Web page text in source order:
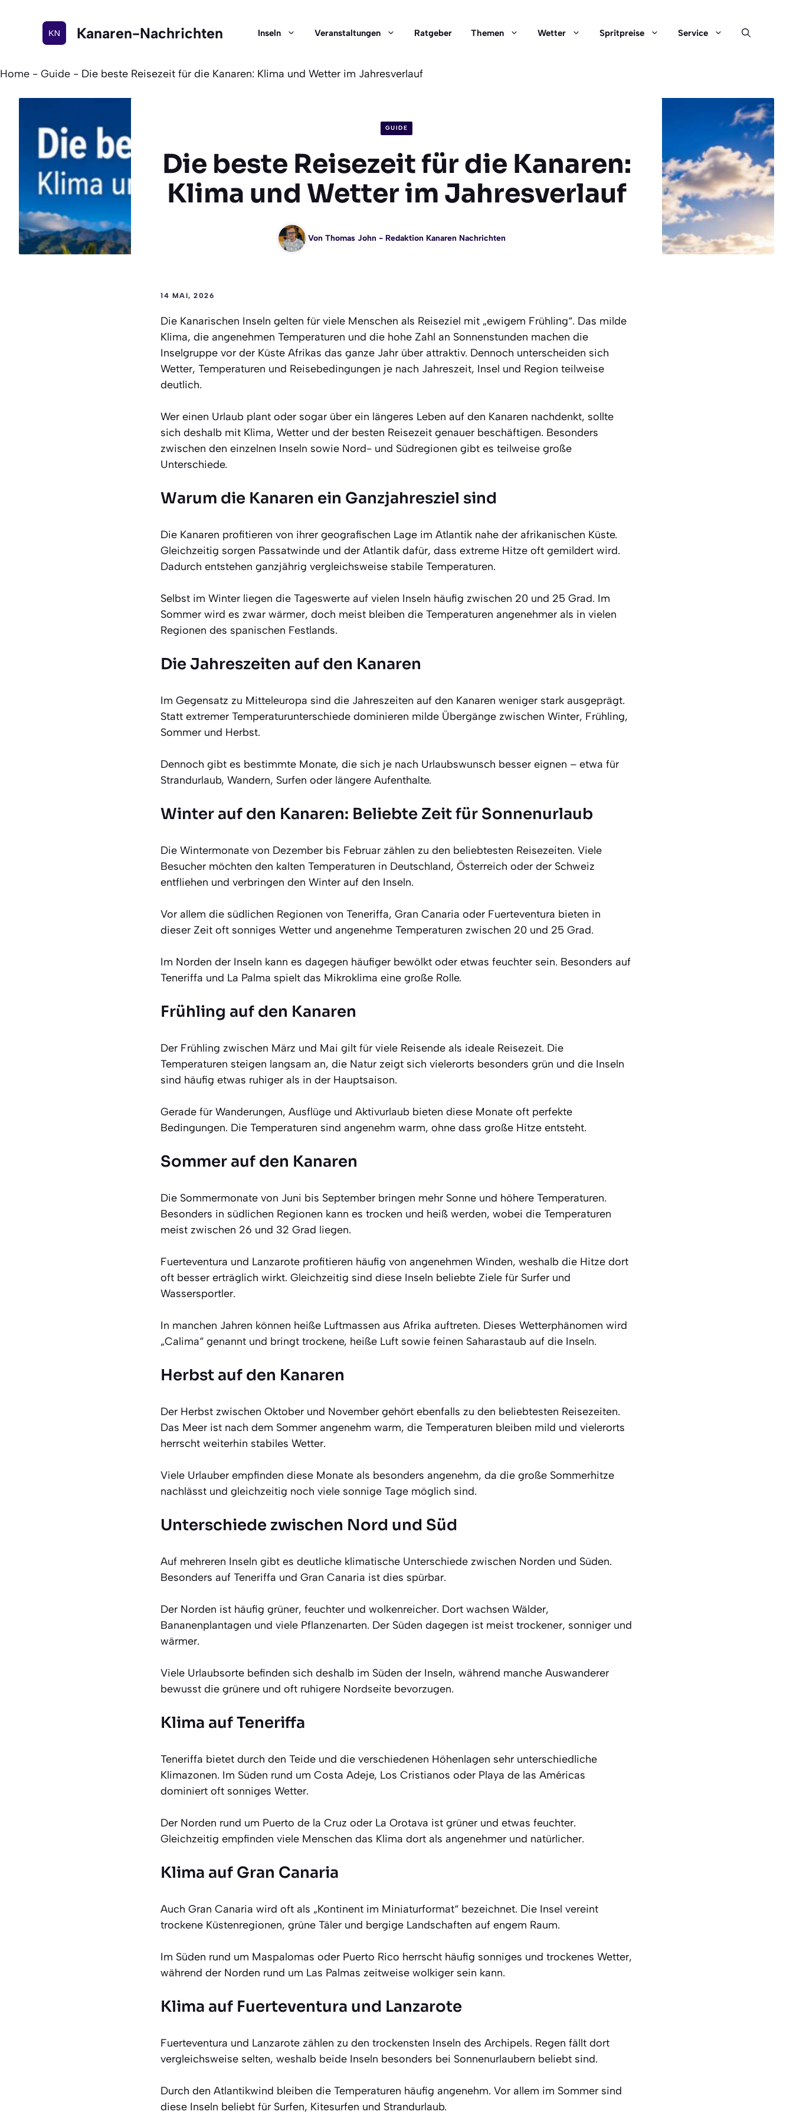
Kanaren-Nachrichten Inseln Veranstaltungen Ratgeber Themen Wetter Spritpreise Service
Home - Guide - Die beste Reisezeit für die Kanaren: Klima und Wetter im Jahresverlauf
GUIDE
Die beste Reisezeit für die Kanaren:
Klima und Wetter im Jahresverlauf
Von Thomas John- Redaktion Kanaren Nachrichten
14 MAI, 2026
Die Kanarischen Inseln gelten für viele Menschen als Reiseziel mit „ewigem Frühling“. Das milde
Klima, die angenehmen Temperaturen und die hohe Zahl an Sonnenstunden machen die
Inselgruppe vor der Küste Afrikas das ganze Jahr über attraktiv. Dennoch unterscheiden sich
Wetter, Temperaturen und Reisebedingungen je nach Jahreszeit, Insel und Region teilweise
deutlich.
Wer einen Urlaub plant oder sogar über ein längeres Leben auf den Kanaren nachdenkt, sollte
sich deshalb mit Klima, Wetter und der besten Reisezeit genauer beschäftigen. Besonders
zwischen den einzelnen Inseln sowie Nord- und Südregionen gibt es teilweise große
Unterschiede.
Warum die Kanaren ein Ganzjahresziel sind
Die Kanaren profitieren von ihrer geografischen Lage im Atlantik nahe der afrikanischen Küste.
Gleichzeitig sorgen Passatwinde und der Atlantik dafür, dass extreme Hitze oft gemildert wird.
Dadurch entstehen ganzjährig vergleichsweise stabile Temperaturen.
Selbst im Winter liegen die Tageswerte auf vielen Inseln häufig zwischen 20 und 25 Grad. Im
Sommer wird es zwar wärmer, doch meist bleiben die Temperaturen angenehmer als in vielen
Regionen des spanischen Festlands.
Die Jahreszeiten auf den Kanaren
Im Gegensatz zu Mitteleuropa sind die Jahreszeiten auf den Kanaren weniger stark ausgeprägt.
Statt extremer Temperaturunterschiede dominieren milde Übergänge zwischen Winter, Frühling,
Sommer und Herbst.
Dennoch gibt es bestimmte Monate, die sich je nach Urlaubswunsch besser eignen – etwa für
Strandurlaub, Wandern, Surfen oder längere Aufenthalte.
Winter auf den Kanaren: Beliebte Zeit für Sonnenurlaub
Die Wintermonate von Dezember bis Februar zählen zu den beliebtesten Reisezeiten. Viele
Besucher möchten den kalten Temperaturen in Deutschland, Österreich oder der Schweiz
entfliehen und verbringen den Winter auf den Inseln.
Vor allem die südlichen Regionen von Teneriffa, Gran Canaria oder Fuerteventura bieten in
dieser Zeit oft sonniges Wetter und angenehme Temperaturen zwischen 20 und 25 Grad.
Im Norden der Inseln kann es dagegen häufiger bewölkt oder etwas feuchter sein. Besonders auf
Teneriffa und La Palma spielt das Mikroklima eine große Rolle.
Frühling auf den Kanaren
Der Frühling zwischen März und Mai gilt für viele Reisende als ideale Reisezeit. Die
Temperaturen steigen langsam an, die Natur zeigt sich vielerorts besonders grün und die Inseln
sind häufig etwas ruhiger als in der Hauptsaison.
Gerade für Wanderungen, Ausflüge und Aktivurlaub bieten diese Monate oft perfekte
Bedingungen. Die Temperaturen sind angenehm warm, ohne dass große Hitze entsteht.
Sommer auf den Kanaren
Die Sommermonate von Juni bis September bringen mehr Sonne und höhere Temperaturen.
Besonders in südlichen Regionen kann es trocken und heiß werden, wobei die Temperaturen
meist zwischen 26 und 32 Grad liegen.
Fuerteventura und Lanzarote profitieren häufig von angenehmen Winden, weshalb die Hitze dort
oft besser erträglich wirkt. Gleichzeitig sind diese Inseln beliebte Ziele für Surfer und
Wassersportler.
In manchen Jahren können heiße Luftmassen aus Afrika auftreten. Dieses Wetterphänomen wird
„Calima“ genannt und bringt trockene, heiße Luft sowie feinen Saharastaub auf die Inseln.
Herbst auf den Kanaren
Der Herbst zwischen Oktober und November gehört ebenfalls zu den beliebtesten Reisezeiten.
Das Meer ist nach dem Sommer angenehm warm, die Temperaturen bleiben mild und vielerorts
herrscht weiterhin stabiles Wetter.
Viele Urlauber empfinden diese Monate als besonders angenehm, da die große Sommerhitze
nachlässt und gleichzeitig noch viele sonnige Tage möglich sind.
Unterschiede zwischen Nord und Süd
Auf mehreren Inseln gibt es deutliche klimatische Unterschiede zwischen Norden und Süden.
Besonders auf Teneriffa und Gran Canaria ist dies spürbar.
Der Norden ist häufig grüner, feuchter und wolkenreicher. Dort wachsen Wälder,
Bananenplantagen und viele Pflanzenarten. Der Süden dagegen ist meist trockener, sonniger und
wärmer.
Viele Urlaubsorte befinden sich deshalb im Süden der Inseln, während manche Auswanderer
bewusst die grünere und oft ruhigere Nordseite bevorzugen.
Klima auf Teneriffa
Teneriffa bietet durch den Teide und die verschiedenen Höhenlagen sehr unterschiedliche
Klimazonen. Im Süden rund um Costa Adeje, Los Cristianos oder Playa de las Américas
dominiert oft sonniges Wetter.
Der Norden rund um Puerto de la Cruz oder La Orotava ist grüner und etwas feuchter.
Gleichzeitig empfinden viele Menschen das Klima dort als angenehmer und natürlicher.
Klima auf Gran Canaria
Auch Gran Canaria wird oft als „Kontinent im Miniaturformat“ bezeichnet. Die Insel vereint
trockene Küstenregionen, grüne Täler und bergige Landschaften auf engem Raum.
Im Süden rund um Maspalomas oder Puerto Rico herrscht häufig sonniges und trockenes Wetter,
während der Norden rund um Las Palmas zeitweise wolkiger sein kann.
Klima auf Fuerteventura und Lanzarote
Fuerteventura und Lanzarote zählen zu den trockensten Inseln des Archipels. Regen fällt dort
vergleichsweise selten, weshalb beide Inseln besonders bei Sonnenurlaubern beliebt sind.
Durch den Atlantikwind bleiben die Temperaturen häufig angenehm. Vor allem im Sommer sind
diese Inseln beliebt für Surfen, Kitesurfen und Strandurlaub.